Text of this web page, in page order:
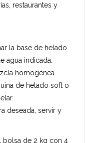
restaurantes y
la base de helado
agua indicada.
homogénea.
de helado soft o
deseada, servir y
bolsa de 2 kg con 4